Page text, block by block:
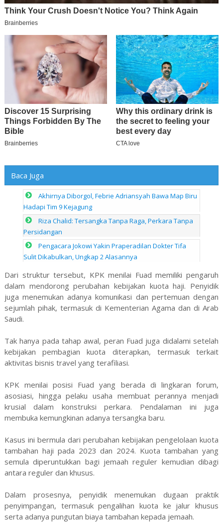
Baca Juga
Akhirnya Diborgol, Febrie Adriansyah Bawa Map Biru
Hadapi Tim 9 Kejagung
Riza Chalid: Tersangka Tanpa Raga, Perkara Tanpa
Persidangan
Pengacara Jokowi Yakin Praperadilan Dokter Tifa
Sulit Dikabulkan, Ungkap 2 Alasannya
Dari struktur tersebut, KPK menilai Fuad memiliki pengaruh
dalam mendorong perubahan kebijakan kuota haji. Penyidik
juga menemukan adanya komunikasi dan pertemuan dengan
sejumlah pihak, termasuk di Kementerian Agama dan di Arab
Saudi.
Tak hanya pada tahap awal, peran Fuad juga didalami setelah
kebijakan pembagian kuota diterapkan, termasuk terkait
aktivitas bisnis travel yang terafiliasi.
KPK menilai posisi Fuad yang berada di lingkaran forum,
asosiasi, hingga pelaku usaha membuat perannya menjadi
krusial dalam konstruksi perkara. Pendalaman ini juga
membuka kemungkinan adanya tersangka baru.
Kasus ini bermula dari perubahan kebijakan pengelolaan kuota
tambahan haji pada 2023 dan 2024. Kuota tambahan yang
semula diperuntukkan bagi jemaah reguler kemudian dibagi
antara reguler dan khusus.
Dalam prosesnya, penyidik menemukan dugaan praktik
penyimpangan, termasuk pengalihan kuota ke jalur khusus
serta adanya pungutan biaya tambahan kepada jemaah.